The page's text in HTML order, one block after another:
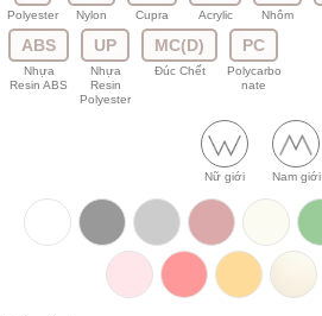
Polyester Nylon Cupra Acrylic Nhôm
ABS
Nhựa
Resin ABS
UP
Nhựa
Resin
Polyester
MC(D)
Đúc Chết
PC
Polycarbo
nate
Nữ giới Nam giới